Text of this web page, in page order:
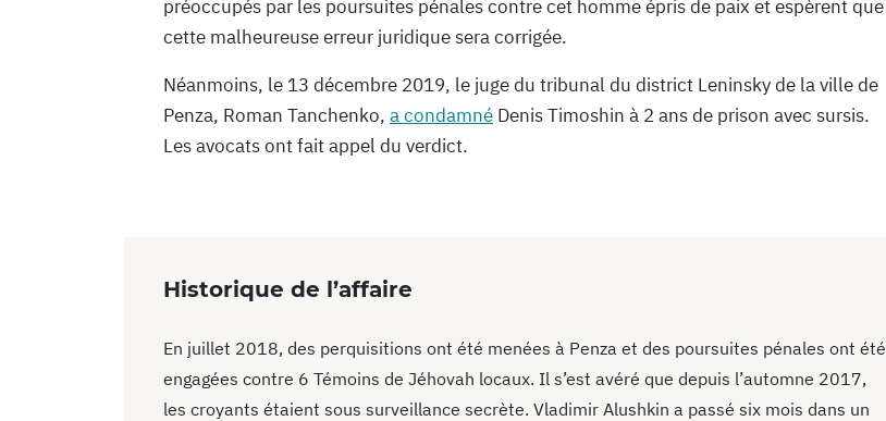
préoccupés par les poursuites pénales contre cet homme épris de paix et espèrent que
cette malheureuse erreur juridique sera corrigée.
Néanmoins, le 13 décembre 2019, le juge du tribunal du district Leninsky de la ville de
Penza, Roman Tanchenko, a condamné Denis Timoshin à 2 ans de prison avec sursis.
Les avocats ont fait appel du verdict.
Historique de l’affaire
En juillet 2018, des perquisitions ont été menées à Penza et des poursuites pénales ont été
engagées contre 6 Témoins de Jéhovah locaux. Il s’est avéré que depuis l’automne 2017,
les croyants étaient sous surveillance secrète. Vladimir Alushkin a passé six mois dans un